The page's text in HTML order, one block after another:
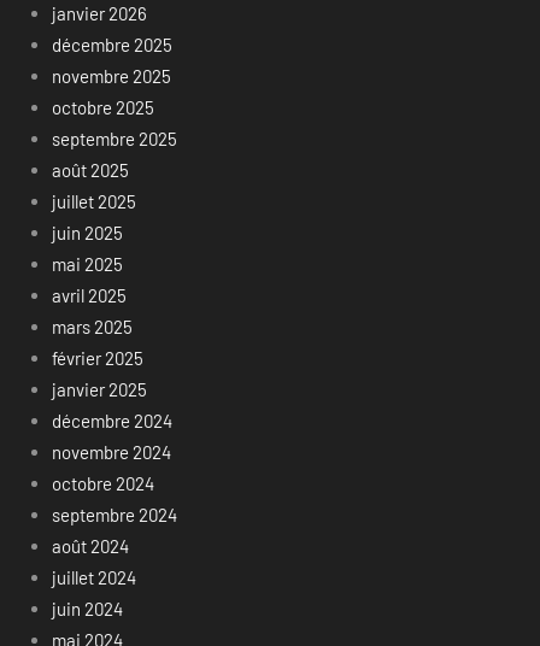
janvier 2026
décembre 2025
novembre 2025
octobre 2025
septembre 2025
août 2025
juillet 2025
juin 2025
mai 2025
avril 2025
mars 2025
février 2025
janvier 2025
décembre 2024
novembre 2024
octobre 2024
septembre 2024
août 2024
juillet 2024
juin 2024
mai 2024